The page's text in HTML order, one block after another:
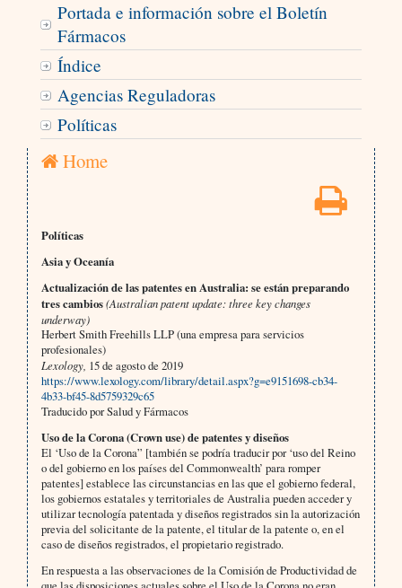
Portada e información sobre el Boletín
Fármacos
Índice
Agencias Reguladoras
Políticas
Home
Políticas
Asia y Oceanía
Actualización de las patentes en Australia: se están preparando
tres cambios(Australian patent update: three key changes
underway)
Herbert Smith Freehills LLP (una empresa para servicios
profesionales)
Lexology, 15 de agosto de 2019
https://www.lexology.com/library/detail.aspx?g=e9151698-cb34-
4b33-bf45-8d5759329c65
Traducido por Salud y Fármacos
Uso de la Corona (Crown use) de patentes y diseños
El ‘Uso de la Corona” [también se podría traducir por ‘uso del Reino
o del gobierno en los países del Commonwealth’ para romper
patentes] establece las circunstancias en las que el gobierno federal,
los gobiernos estatales y territoriales de Australia pueden acceder y
utilizar tecnología patentada y diseños registrados sin la autorización
previa del solicitante de la patente, el titular de la patente o, en el
caso de diseños registrados, el propietario registrado.
En respuesta a las observaciones de la Comisión de Productividad de